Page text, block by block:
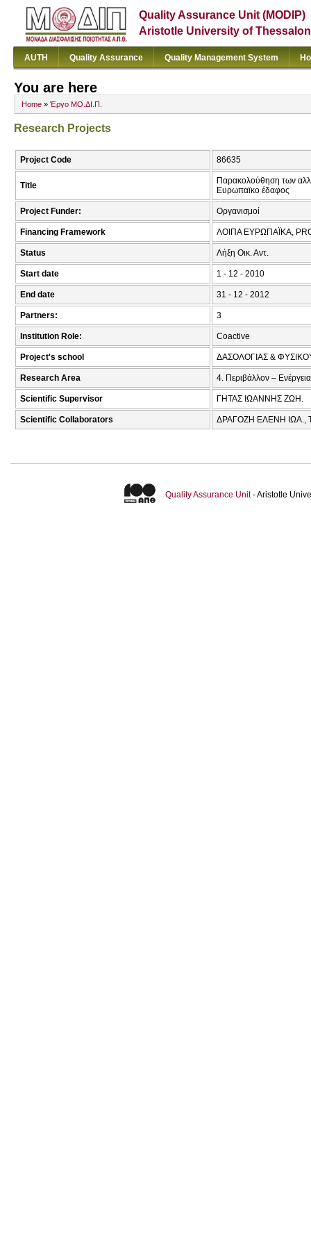
Quality Assurance Unit (MODIP)
Aristotle University of
AUTH Quality Assurance Quality Management System
You are here
Home » Έργο ΜΟ.ΔΙ.Π.
Research Projects
Project Code 86635
Title
Παρακολούθηση των
Ευρωπαϊκο έδαφος
Project Funder: Οργανισμοί
Financing Framework ΛΟΙΠΑ ΕΥΡΩΠΑΪΚΑ,
Status Λήξη Οικ. Αντ.
Start date 1 - 12 - 2010
End date 31 - 12 - 2012
Partners: 3
Institution Role: Coactive
Project's school ΔΑΣΟΛΟΓΙΑΣ &
Research Area 4. Περιβάλλον – Ενέργεια
Scientific Supervisor ΓΗΤΑΣ ΙΩΑΝΝΗΣ ΖΩΗ.
Scientific Collaborators ΔΡΑΓΟΖΗ ΕΛΕΝΗ ΙΩΑ.,
Quality Assurance Unit- Aristotle